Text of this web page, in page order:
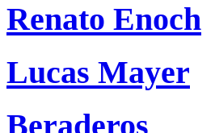
Renato Enoch
Lucas Mayer
Beraderos